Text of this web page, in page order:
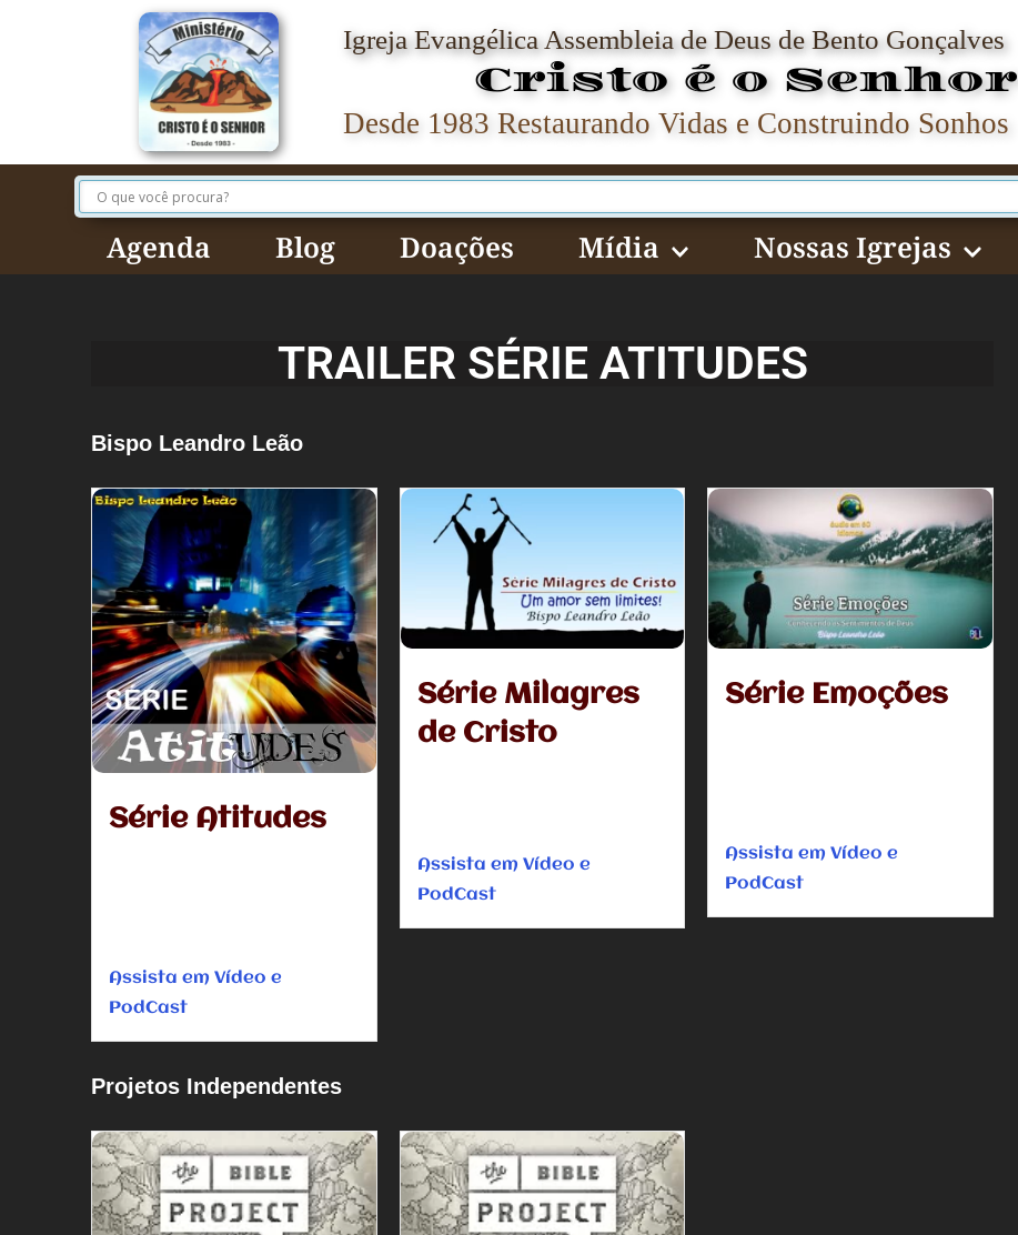
Igreja Evangélica Assembleia de Deus de Bento Gonçalves
Cristo é o Senhor
Desde 1983 Restaurando Vidas e Construindo Sonhos
Agenda Blog Doações Mídia Nossas Igrejas
TRAILER SÉRIE ATITUDES
Bispo Leandro Leão
Série Atitudes
Assista em Vídeo e
PodCast
Série Milagres
de Cristo
Assista em Vídeo e
PodCast
Série Emoções
Assista em Vídeo e
PodCast
Projetos Independentes